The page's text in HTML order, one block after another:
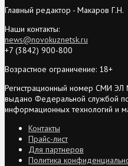
Главный редактор - Макаров Г.Н.
Наши контакты:
news@novokuznetsk.ru
+7 (3842) 900-800
Возрастное ограничение: 18+
Регистрационный номер СМИ
выдано Федеральной службой
информационных технологий и
Контакты
Прайс-лист
Для партнеров
Политика